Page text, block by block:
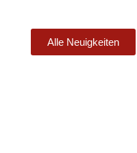
Alle Neuigkeiten